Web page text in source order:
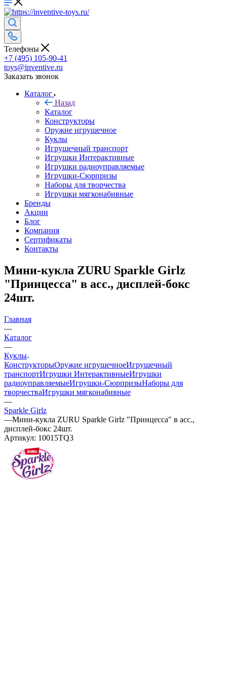
Телефоны
+7 (495) 105-90-41
toys@inventive.ru
Заказать звонок
Каталог
Назад
Каталог
Конструкторы
Оружие игрушечное
Куклы
Игрушечный транспорт
Игрушки Интерактивные
Игрушки радиоуправляемые
Игрушки-Сюрпризы
Наборы для творчества
Игрушки мягконабивные
Бренды
Акции
Блог
Компания
Сертификаты
Контакты
Мини-кукла ZURU Sparkle Girlz
"Принцесса" в асс., дисплей-бокс
24шт.
Главная
—
Каталог
—
Куклы
КонструкторыОружие игрушечноеИгрушечный
транспортИгрушки ИнтерактивныеИгрушки
радиоуправляемыеИгрушки-СюрпризыНаборы для
творчестваИгрушки мягконабивные
—
Sparkle Girlz
—Мини-кукла ZURU Sparkle Girlz "Принцесса" в асс.,
дисплей-бокс 24шт.
Артикул: 10015TQ3